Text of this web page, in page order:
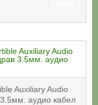
Auxiliary Audio
аудио кабел